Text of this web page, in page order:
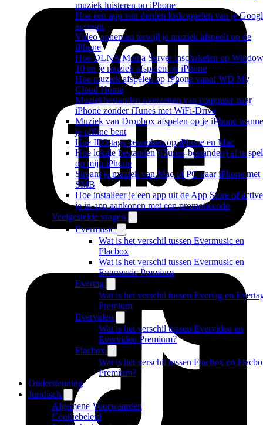
muziek luisteren op iPhone
Hoe een app van derden loskoppelen van je
account
Video opnemen terwijl je muziek afspeelt op de
iPhone
Hoe DLNA Media Server inschakelen op
10 en je muziek afspelen op iPhone
Hoe muziek afspelen op iPhone vanaf WD My
Cloud Home
Muziekbestanden overzetten van computer naar
iPhone zonder iTunes met WiFi-Drive
Muziek van Dropbox afspelen op je iPhone
je offline bent
Hoe ID3-tags bewerken op iPhone en Mac
Hoe lokale bestanden (iTunes-bestanden) af te
op mijn iPhone
Stream je muziek van Mac of PC naar iPhone met
SMB
Hoe installeer je een app uit de App Store of
je in-app aankopen met een promotiecode
Veelgestelde vragen
Evermusic
Wat is het verschil tussen Evermusic en
Flacbox
Wat is het verschil tussen Evermusic en
Evermusic Premium
Evertag
Wat is het verschil tussen Evertag en
Premium
Evervideo
Wat is het verschil tussen Evervideo en
Evervideo Premium?
Flacbox
Wat is het verschil tussen Flacbox en
Premium?
Ondersteuning
Juridisch
Algemene Voorwaarden
Cookiebeleid